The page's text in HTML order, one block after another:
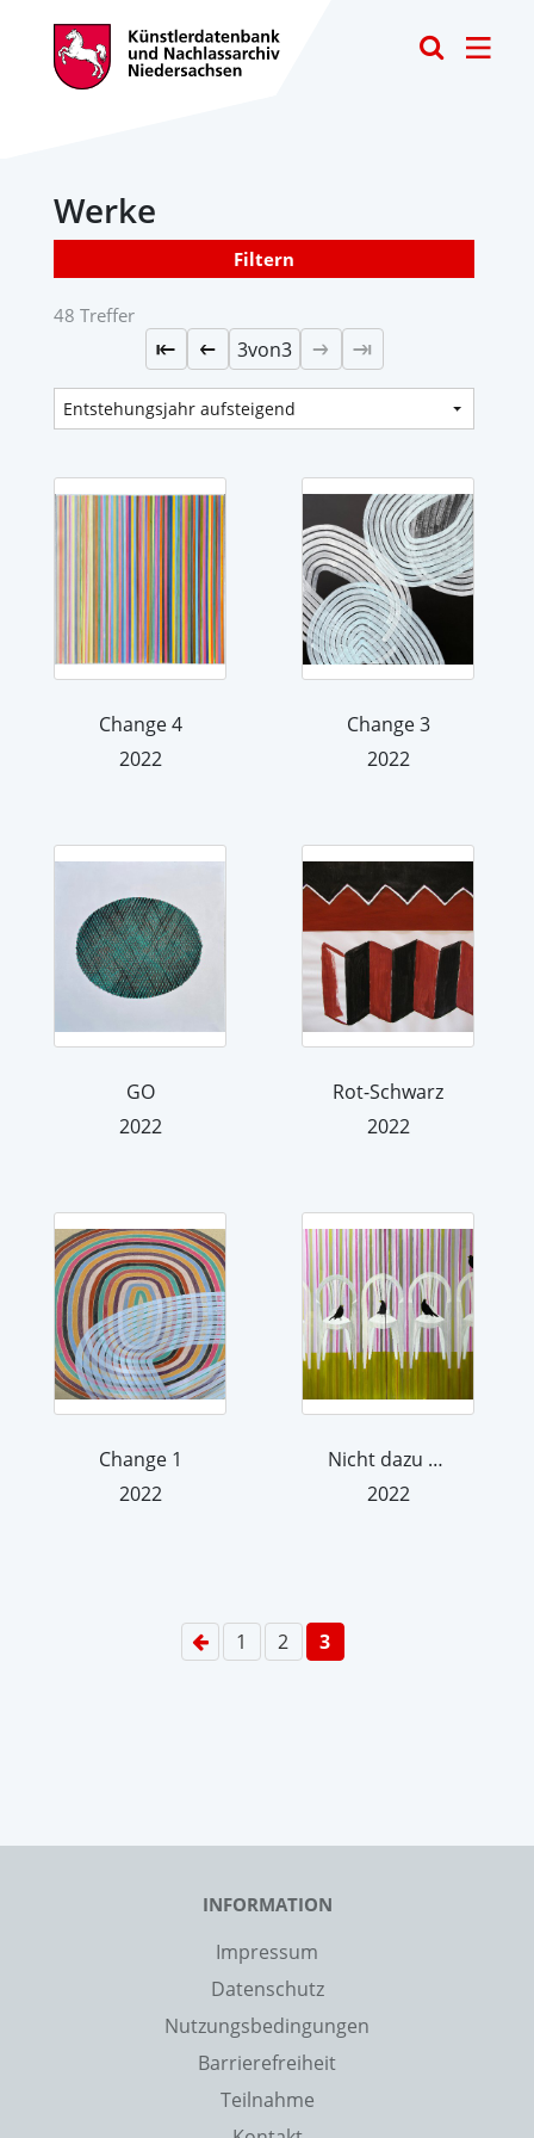
Werke
Filtern
48 Treffer
3von3
Change 4
2022
Change 3
2022
GO
2022
Rot-Schwarz
2022
Change 1
2022
Nicht dazu gehören
2022
1 2 3
INFORMATION
Impressum
Datenschutz
Nutzungsbedingungen
Barrierefreiheit
Teilnahme